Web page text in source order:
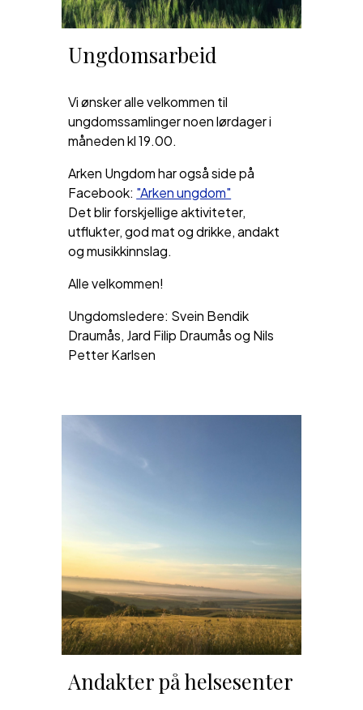
Ungdomsarbeid
Vi ønsker alle velkommen til
ungdomssamlingernoenlørdager i
måneden kl 19.00.
Arken Ungdom har også side på
Facebook: "Arken ungdom"
Det blir forskjellige aktiviteter,
utflukter, god mat og drikke, andakt
og musikkinnslag.
Alle velkommen!
Ungdomsledere: Svein Bendik
Draumås, Jard Filip Draumås og Nils
Petter Karlsen
Andakter på helsesenter